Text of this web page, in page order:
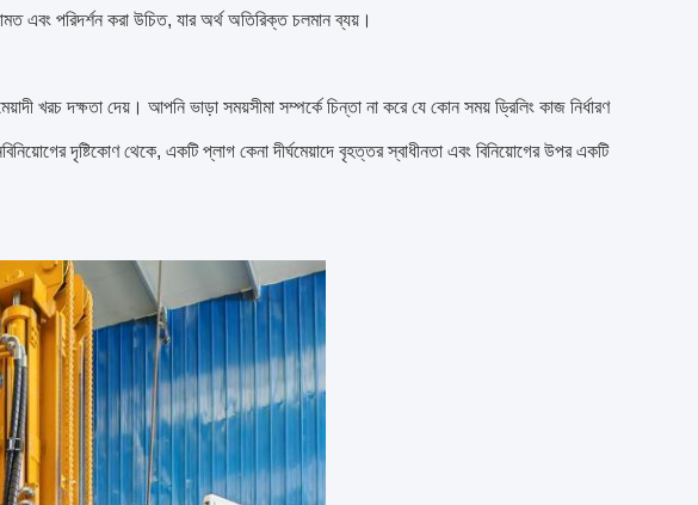
এবং পরিদর্শন করা উচিত, যার অর্থ অতিরিক্ত চলমান ব্যয়।
খরচ দক্ষতা দেয়। আপনি ভাড়া সময়সীমা সম্পর্কে চিন্তা না করে যে কোন সময় ড্রিলিং কাজ নির্ধারণ
দৃষ্টিকোণ থেকে, একটি প্লাগ কেনা দীর্ঘমেয়াদে বৃহত্তর স্বাধীনতা এবং বিনিয়োগের উপর একটি